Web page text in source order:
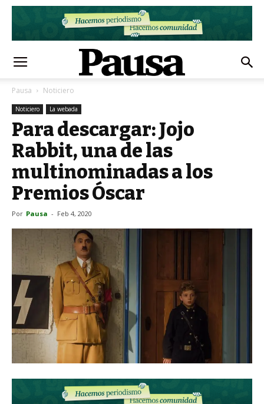
Pausa Noticiero
Noticiero La webada
Para descargar: Jojo
Rabbit, una de las
multinominadas a los
Premios Óscar
Por Pausa - Feb 4, 2020